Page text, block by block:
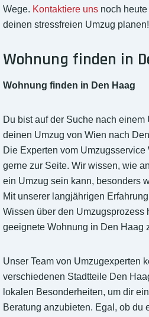
Wege. Kontaktiere uns noch
deinen stressfreien Umzug planen!
Wohnung finden in
Wohnung finden in Den Haag
Du bist auf der Suche nach
deinen Umzug von Wien nach
Die Experten vom
gerne zur Seite. Wir wissen, wie
ein Umzug sein kann, besonders
Mit unserer langjährigen
Wissen über den Umzugsprozess
geeignete Wohnung in Den Haag
Unser Team von Umzugexperten
verschiedenen Stadtteile Den
lokalen Besonderheiten, um dir
Beratung anzubieten. Egal, ob du